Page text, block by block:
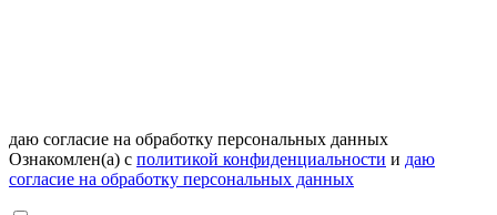
даю согласие на обработку персональных данных
Ознакомлен(а) с политикой конфиденциальности и даю
согласие на обработку персональных данных